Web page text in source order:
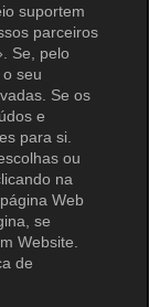
suportem
parceiros
Se, pelo
seu
Se os
e
para si.
ou
na
Web
se
Website.
de